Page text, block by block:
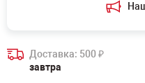
Доставка: 500₽
завтра